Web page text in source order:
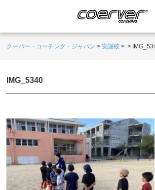
クーバー・コーチング・ジャパン >安謝校 > >
IMG_5340